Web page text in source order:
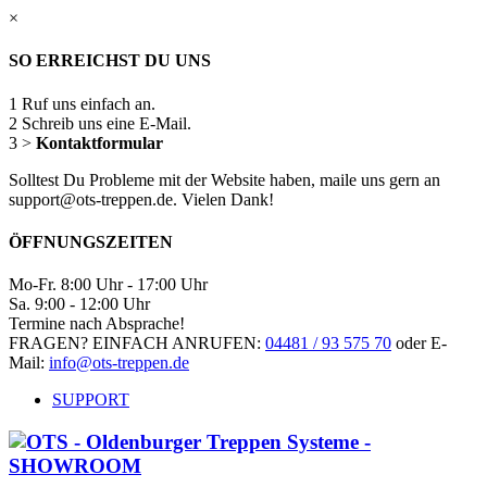
×
SO ERREICHST DU UNS
1 Ruf uns einfach an.
2 Schreib uns eine E-Mail.
3 > Kontaktformular
Solltest Du Probleme mit der Website haben, maile uns gern an
support@ots-treppen.de. Vielen Dank!
ÖFFNUNGSZEITEN
Mo-Fr. 8:00 Uhr - 17:00 Uhr
Sa. 9:00 - 12:00 Uhr
Termine nach Absprache!
FRAGEN? EINFACH ANRUFEN: 04481 / 93 575 70 oder E-
Mail: info@ots-treppen.de
SUPPORT